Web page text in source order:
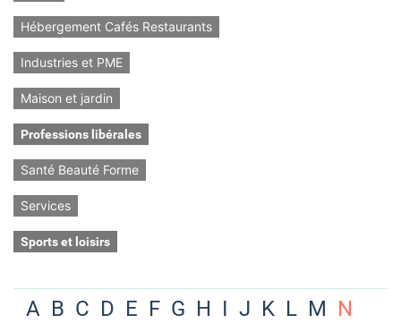
Hébergement Cafés Restaurants
Industries et PME
Maison et jardin
Professions libérales
Santé Beauté Forme
Services
Sports et loisirs
A B C D E F G H I J K L M N